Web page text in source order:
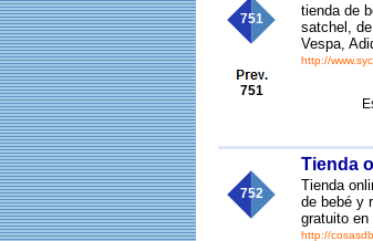
751
751
tienda de
satchel,
Vespa,
http://
752
Tienda
Tienda
de bebé y
gratuito
http://